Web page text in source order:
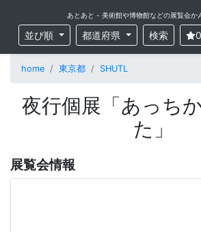
あとあと - 美術館や博物館などの展覧会か
並び順 都道府県 検索 0
home 東京都 SHUTL
夜行個展「あっち
た」
展覧会情報